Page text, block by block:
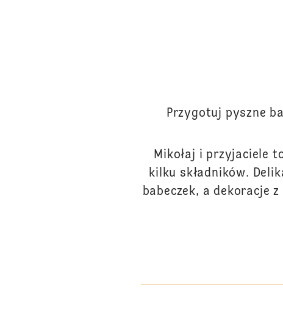
Przygotuj pyszne
Mikołaj i przyjaciele
kilku składników.
babeczek, a dekoracje